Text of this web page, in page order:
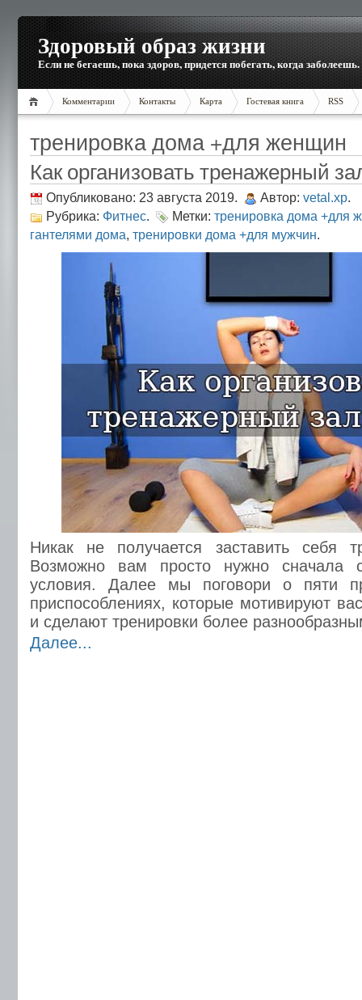
Здоровый образ жизни
Если не бегаешь, пока здоров, придется побегать, когда заболеешь.
Комментарии Контакты Карта Гостевая книга RSS
тренировка дома +для женщин
Как организовать тренажерный
Опубликовано: 23 августа 2019. Автор: vetal.xp.
Рубрика: Фитнес. Метки: тренировка дома +для
гантелями дома, тренировки дома +для мужчин.
Никак не получается заставить себя
Возможно вам просто нужно сначала
условия. Далее мы поговори о пяти
приспособлениях, которые мотивируют
и сделают тренировки более
Далее...